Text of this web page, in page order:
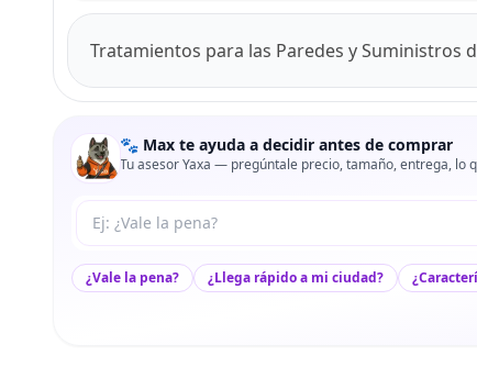
Tratamientos para las Paredes y Suministros
🐾 Max te ayuda a decidir antes de comprar
Tu asesor Yaxa — pregúntale precio, tamaño, entrega, lo
Tu pregunta a Max
¿Vale la pena? ¿Llega rápido a mi ciudad?